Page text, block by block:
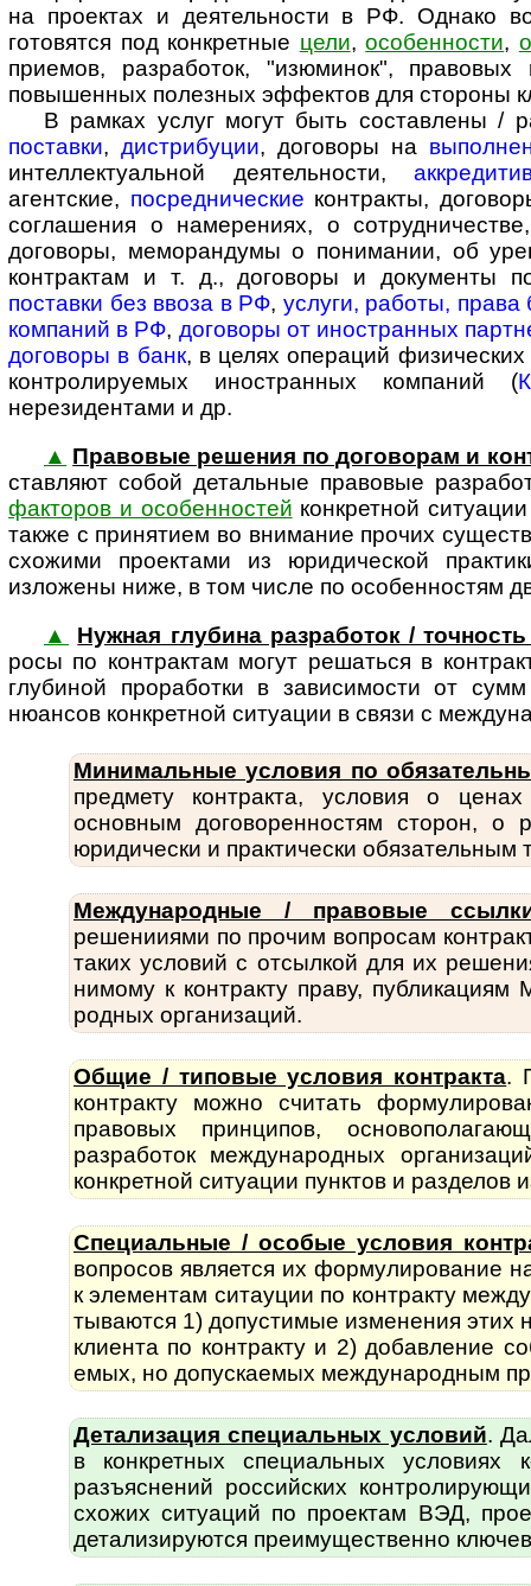
на проектах и деятельности в РФ. Однако
готовятся под конкретные цели,особенности,
приемов, разработок, "изюминок",
повышенных полезных эффектов для стороны
В рамках услуг могут быть составлены /
поставки, дистрибуции, договоры на
интеллектуальной деятельности,
агентские, посреднические контракты,
соглашения о намерениях, о
договоры, меморандумы о понимании, об
контрактам и т. д., договоры и документы
поставки без ввоза в РФ, услуги, работы,
компаний в РФ, договоры от иностранных
договоры в банк, в целях операций
контролируемых иностранных компаний (
нерезидентами и др.
▲ Правовые решения по договорам и
став­ляют собой деталь­ные правовые
факторов и особенностей конкретной
также с принятием во внимание прочих
схожими проектами из юридической
изложены ниже, в том числе по особенностям
▲
Нужная глубина разработок /
росы по конт­рак­там могут решаться в
глубиной проработки в зависимости от
нюансов конкретной ситуации в связи с
Минимальные условия по
пред­мету конт­ракта, условия о
основным дого­во­рен­нос­тям сторон, о
юридически и практически обяза­тельным
Международные / правовые
решенииями по прочим вопросам
таких условий с отсылкой для их
нимому к контракту праву,
род­ных орга­ни­заций.
Общие / типовые условия контракта.
кон­т­рак­ту можно счи­тать
правовых прин­ципов,
разработок меж­ду­на­род­ных
конкретной ситуации пунктов и разделов
Специальные / особые условия
во­п­ро­сов является их форму­лиро­вание
к элементам ситауции по контракту
ты­ва­ются 1) допустимые изменения этих
клиента по контракту и 2) добавление
емых, но допус­каемых между­народ­ным
Детализация специальных условий.
в конк­ретных специ­альных условиях
разъяс­нений рос­сий­ских
схожих ситуаций по проектам ВЭД,
детали­зируются пре­иму­щест­вен­но